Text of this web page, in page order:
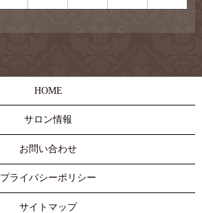
HOME
サロン情報
お問い合わせ
プライバシーポリシー
サイトマップ